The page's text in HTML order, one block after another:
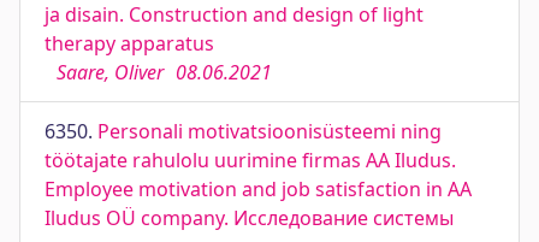
ja disain. Construction and design of light
therapy apparatus
Saare, Oliver 08.06.2021
6350. Personali motivatsioonisüsteemi ning
töötajate rahulolu uurimine firmas AA Iludus.
Employee motivation and job satisfaction in AA
Iludus OÜ company. Исследование системы